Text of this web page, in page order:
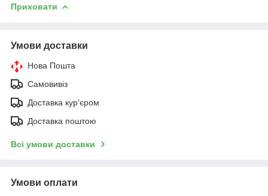
Приховати
Умови доставки
Нова Пошта
Самовивіз
Доставка кур'єром
Доставка поштою
Всі умови доставки
Умови оплати